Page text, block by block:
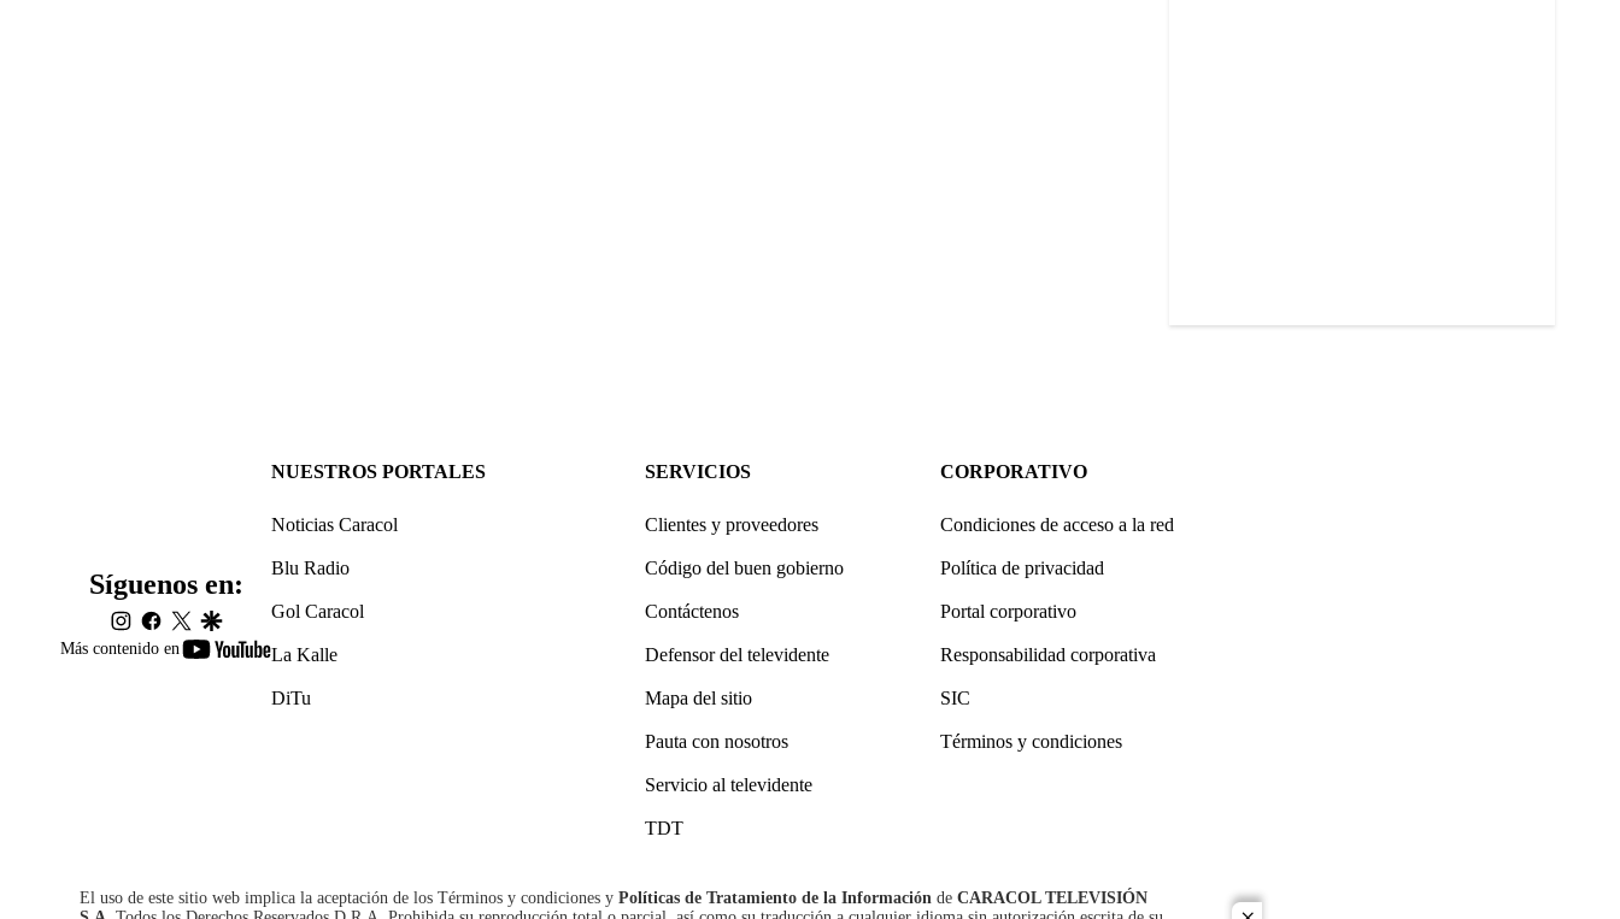
Más contenido en
youtube-
Síguenos en:
instagram
facebook
twittergoogle
NUESTROS PORTALES
Noticias Caracol
Blu Radio
Gol Caracol
La Kalle
DiTu
SERVICIOS
Clientes y proveedores
Código del buen gobierno
Contáctenos
Defensor del televidente
Mapa del sitio
Pauta con nosotros
Servicio al televidente
TDT
CORPORATIVO
Condiciones de acceso a la red
Política de privacidad
Portal corporativo
Responsabilidad corporativa
SIC
Términos y condiciones
El uso de este sitio web implica la aceptación de los Términos y condiciones y Políticas de Tratamiento de la Información de CARACOL TELEVISIÓN